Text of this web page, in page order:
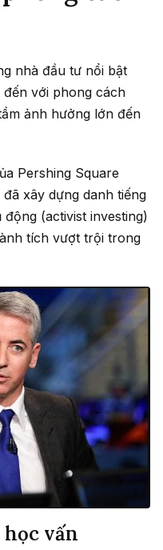
nhà đầu tư nổi bật
đến với phong cách
ảnh hưởng lớn đến
Pershing Square
xây dựng danh tiếng
(activist investing)
tích vượt trội trong
vấn